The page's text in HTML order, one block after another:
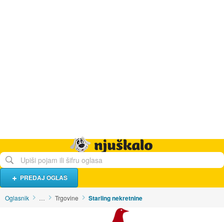
PREDAJ OGLAS
Oglasnik … Trgovine Starling nekretnine